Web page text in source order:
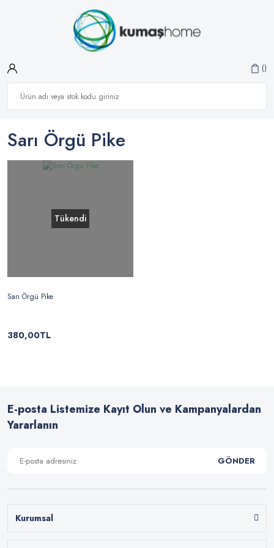
Sarı Örgü Pike
Tükendi
Sarı Örgü Pike
380,00TL
E-posta Listemize Kayıt Olun ve Kampanyalardan
Yararlanın
GÖNDER
Kurumsal